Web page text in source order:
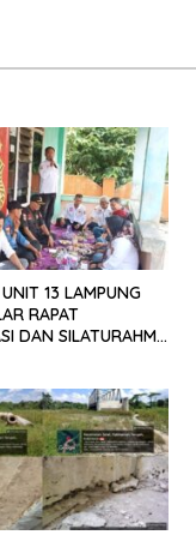
13 LAMPUNG
RAPAT
DAN SILATURAHMI